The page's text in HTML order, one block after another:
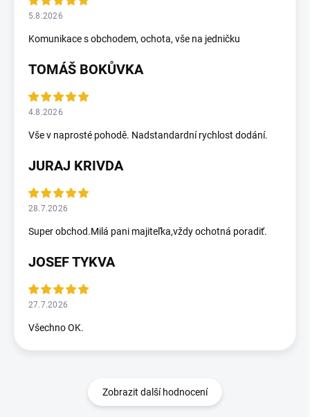
5.8.2026
Komunikace s obchodem, ochota, vše na jedničku
TOMÁŠ BOKŮVKA
4.8.2026
Vše v naprosté pohodě. Nadstandardní rychlost dodání.
JURAJ KRIVDA
28.7.2026
Super obchod.Milá pani majiteľka,vždy ochotná poradiť.
JOSEF TYKVA
27.7.2026
Všechno OK.
Zobrazit další hodnocení